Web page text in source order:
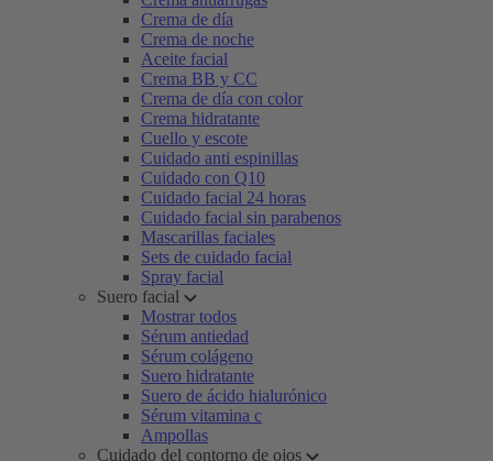
Crema de día
Crema de noche
Aceite facial
Crema BB y CC
Crema de día con color
Crema hidratante
Cuello y escote
Cuidado anti espinillas
Cuidado con Q10
Cuidado facial 24 horas
Cuidado facial sin parabenos
Mascarillas faciales
Sets de cuidado facial
Spray facial
Suero facial
Mostrar todos
Sérum antiedad
Sérum colágeno
Suero hidratante
Suero de ácido hialurónico
Sérum vitamina c
Ampollas
Cuidado del contorno de ojos